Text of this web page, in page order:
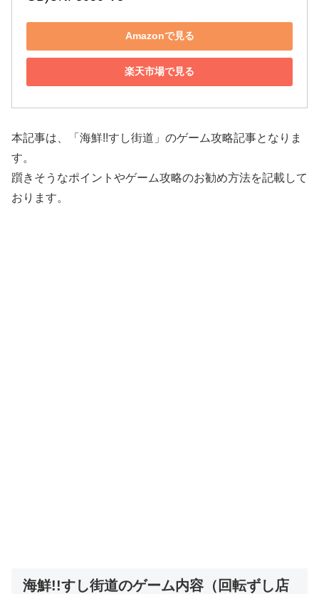
Amazonで見る
楽天市場で見る
本記事は、「海鮮!!すし街道」のゲーム攻略記事となりま
す。
躓きそうなポイントやゲーム攻略のお勧め方法を記載して
おります。
海鮮!!すし街道のゲーム内容（回転ずし店